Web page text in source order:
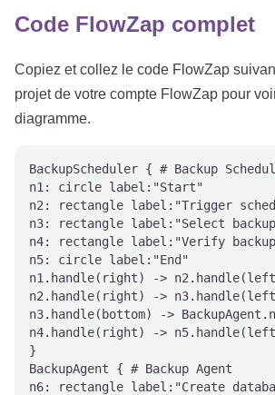
Code FlowZap complet
Copiez et collez le code FlowZap
projet de votre compte FlowZap pour
diagramme.
BackupScheduler { # Backup
n1: circle label:"Start"
n2: rectangle label:"Trigger
n3: rectangle label:"Select
n4: rectangle label:"Verify
n5: circle label:"End"
n1.handle(right) ->
n2.handle(right) ->
n3.handle(bottom) ->
n4.handle(right) ->
}
BackupAgent { # Backup Agent
n6: rectangle label:"Create